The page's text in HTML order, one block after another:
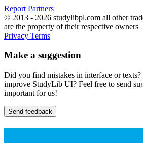
Report Partners
© 2013 - 2026 studylibpl.com all other
are the property of their respective owners
Privacy Terms
Make a suggestion
Did you find mistakes in interface or
improve StudyLib UI? Feel free to send
important for us!
Send feedback